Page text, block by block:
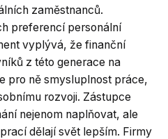
zaměstnanců.
preferencí personální
vyplývá, že finanční
z této generace na
pro ně smysluplnost práce,
rozvoji. Zástupce
nejenom naplňovat, ale
dělají svět lepším. Firmy